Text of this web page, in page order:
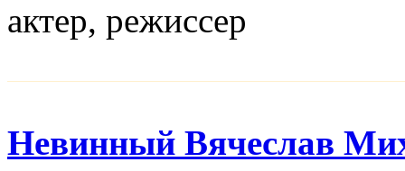
актер, режисcер
Невинный Вячеслав